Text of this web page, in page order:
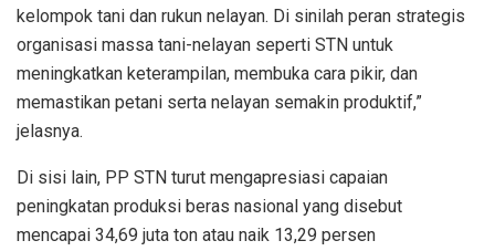
kelompok tani dan rukun nelayan. Di sinilah peran strategis
organisasi massa tani-nelayan seperti STN untuk
meningkatkan keterampilan, membuka cara pikir, dan
memastikan petani serta nelayan semakin produktif,”
jelasnya.
Di sisi lain, PP STN turut mengapresiasi capaian
peningkatan produksi beras nasional yang disebut
mencapai 34,69 juta ton atau naik 13,29 persen